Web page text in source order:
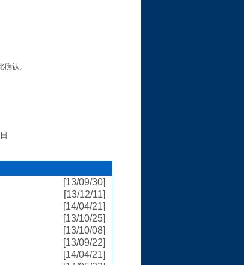
认。
日
[13/09/30]
[13/12/11]
[14/04/21]
[13/10/25]
[13/10/08]
[13/09/22]
[14/04/21]